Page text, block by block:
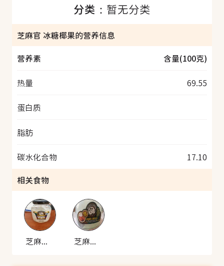
分类： 暂无分类
芝麻官 冰糖椰果的营养信息
营养素
含量(100克)
热量 69.55
蛋白质
脂肪
碳水化合物
17.10
相关食物
芝麻官 冰糖椰果 芝麻官 冰糖椰果